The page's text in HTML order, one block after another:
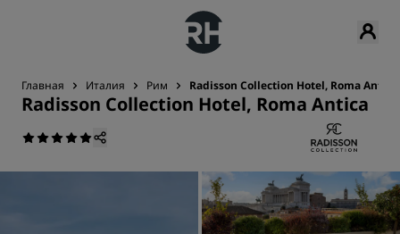
Главная Италия Рим Radisson Collection Hotel, Roma Antica
Radisson Collection Hotel, Roma Antica